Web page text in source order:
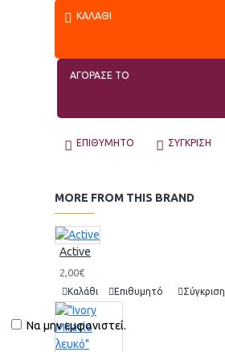
Να μην εμφανιστεί.
ΚΑΛΆΘΙ
ΑΓΟΡΑΣΕ ΤΟ
ΕΠΙΘΥΜΗΤΌ ΣΎΓΚΡΙΣΗ
MORE FROM THIS BRAND
Active
2,00€
Καλάθι Επιθυμητό Σύγκριση